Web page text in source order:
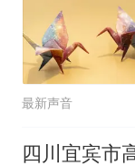
最新声音
四川宜宾市